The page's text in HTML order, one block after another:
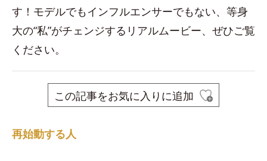
す！モデルでもインフルエンサーでもない、等身
大の“私”がチェンジするリアルムービー、ぜひご覧
ください。
この記事をお気に入りに追加
再始動する人